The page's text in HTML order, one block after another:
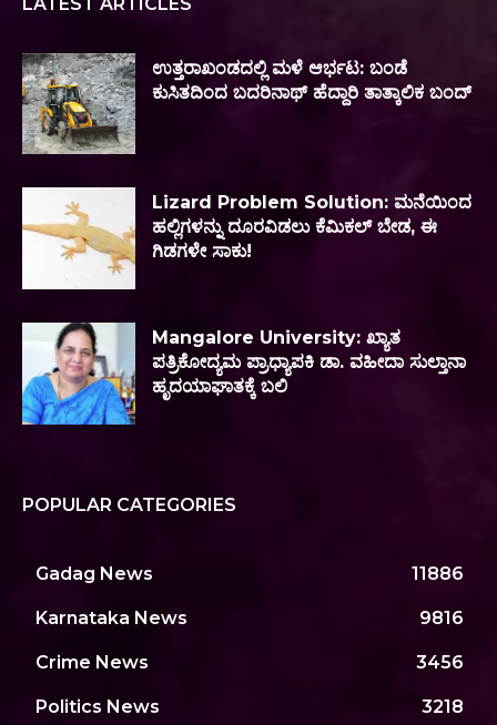
ಉತ್ತರಾಖಂಡದಲ್ಲಿ ಮಳೆ ಆರ್ಭಟ: ಬಂಡೆ
ಕುಸಿತದಿಂದ ಬದರಿನಾಥ್ ಹೆದ್ದಾರಿ ತಾತ್ಕಾಲಿಕ ಬಂದ್
Lizard Problem Solution: ಮನೆಯಿಂದ
ಹಲ್ಲಿಗಳನ್ನು ದೂರವಿಡಲು ಕೆಮಿಕಲ್ ಬೇಡ, ಈ
ಗಿಡಗಳೇ ಸಾಕು!
Mangalore University: ಖ್ಯಾತ
ಪತ್ರಿಕೋದ್ಯಮ ಪ್ರಾಧ್ಯಾಪಕಿ ಡಾ. ವಹೀದಾ ಸುಲ್ತಾನಾ
ಹೃದಯಾಘಾತಕ್ಕೆ ಬಲಿ
POPULAR CATEGORIES
Gadag News 11886
Karnataka News 9816
Crime News 3456
Politics News 3218